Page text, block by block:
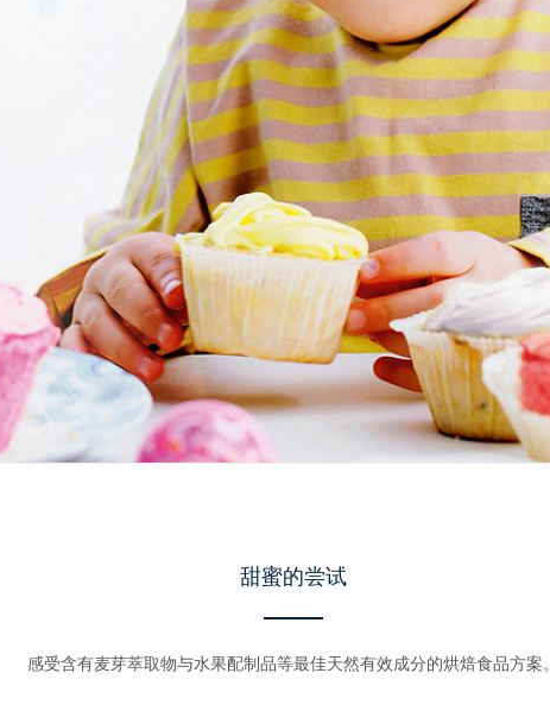
甜蜜的尝试
感受含有麦芽萃取物与水果配制品等最佳天然有效成分的烘焙食品方案。